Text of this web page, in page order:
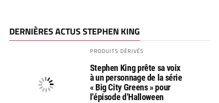
DERNIÈRES ACTUS STEPHEN KING
PRODUITS DÉRIVÉS
Stephen King prête sa voix
à un personnage de la série
« Big City Greens » pour
l’épisode d’Halloween